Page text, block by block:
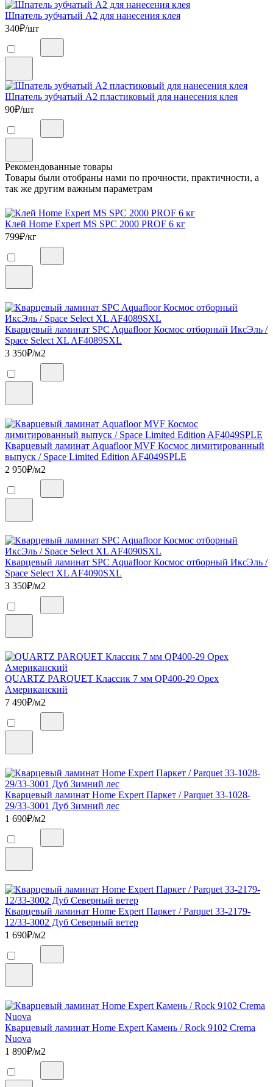
Шпатель зубчатый А2 для нанесения клея
340₽/шт
Шпатель зубчатый А2 пластиковый для нанесения клея
90₽/шт
Рекомендованные товары
Товары были отобраны нами по прочности, практичности, а
так же другим важным параметрам
Клей Home Expert MS SPC 2000 PROF 6 кг
799₽/кг
Кварцевый ламинат SPC Aquafloor Космос отборный ИксЭль /
Space Select XL AF4089SXL
3 350₽/м2
Кварцевый ламинат Aquafloor MVF Космос лимитированный
выпуск / Space Limited Edition AF4049SPLE
2 950₽/м2
Кварцевый ламинат SPC Aquafloor Космос отборный ИксЭль /
Space Select XL AF4090SXL
3 350₽/м2
QUARTZ PARQUET Классик 7 мм QP400-29 Орех
Американский
7 490₽/м2
Кварцевый ламинат Home Expert Паркет / Parquet 33-1028-
29/33-3001 Дуб Зимний лес
1 690₽/м2
Кварцевый ламинат Home Expert Паркет / Parquet 33-2179-
12/33-3002 Дуб Северный ветер
1 690₽/м2
Кварцевый ламинат Home Expert Камень / Rock 9102 Crema
Nuova
1 890₽/м2